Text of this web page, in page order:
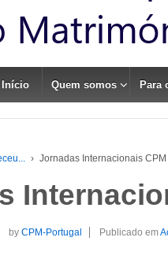
Início Quem somos Para
› Jornadas Internacionais
by CPM-Portugal Publicado em